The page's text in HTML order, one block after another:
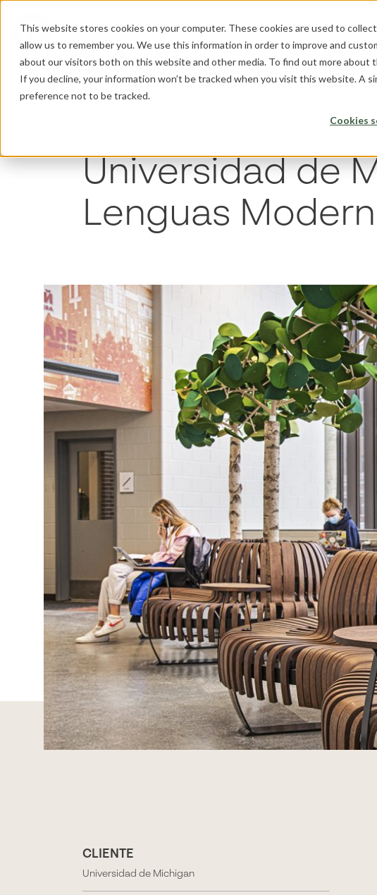
This website stores cookies on your computer. These cookies are used to
allow us to remember you. We use this information in order to improve and
about our visitors both on this website and other media. To find out more about
If you decline, your information won’t be tracked when you visit this website. A
preference not to be tracked.
Cookies
PRODUCTOS PROYECTOS
Inicio/Proyectos/Proyectos en educación /Universidad de
Universidad de
Lenguas
CLIENTE
Universidad de Michigan